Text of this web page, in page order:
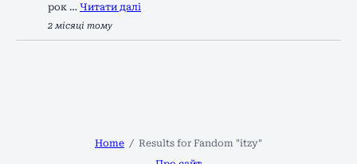
рок … Читати далі
2 місяці тому
Home
Results for Fandom "itzy"